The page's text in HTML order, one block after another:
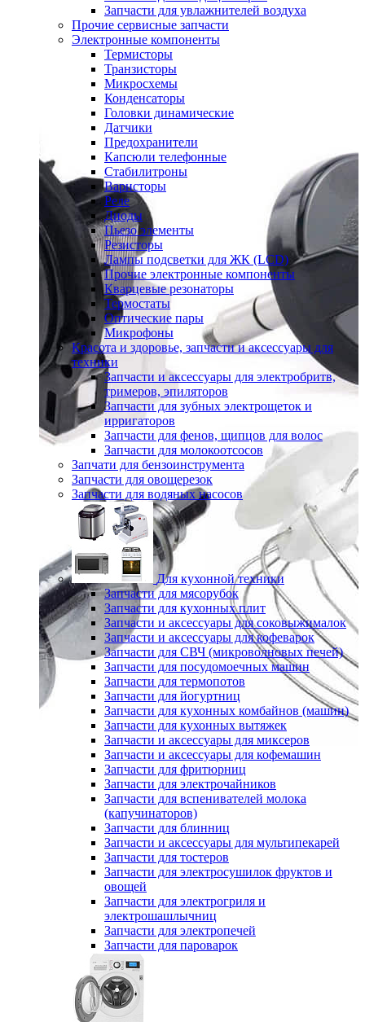
Запчасти для увлажнителей воздуха
Прочие сервисные запчасти
Электронные компоненты
Термисторы
Транзисторы
Микросхемы
Конденсаторы
Головки динамические
Датчики
Предохранители
Капсюли телефонные
Стабилитроны
Варисторы
Реле
Диоды
Пьезо элементы
Резисторы
Лампы подсветки для ЖК (LCD)
Прочие электронные компоненты
Кварцевые резонаторы
Термостаты
Оптические пары
Микрофоны
Красота и здоровье, запчасти и аксессуары для
техники
Запчасти и аксессуары для электробритв,
тримеров, эпиляторов
Запчасти для зубных электрощеток и
ирригаторов
Запчасти для фенов, щипцов для волос
Запчасти для молокоотсосов
Запчати для бензоинструмента
Запчасти для овощерезок
Запчасти для водяных насосов
Для кухонной техники
Запчасти для мясорубок
Запчасти для кухонных плит
Запчасти и аксессуары для соковыжималок
Запчасти и аксессуары для кофеварок
Запчасти для СВЧ (микроволновых печей)
Запчасти для посудомоечных машин
Запчасти для термопотов
Запчасти для йогуртниц
Запчасти для кухонных комбайнов (машин)
Запчасти для кухонных вытяжек
Запчасти и аксессуары для миксеров
Запчасти и аксессуары для кофемашин
Запчасти для фритюрниц
Запчасти для электрочайников
Запчасти для вспенивателей молока
(капучинаторов)
Запчасти для блинниц
Запчасти и аксессуары для мультипекарей
Запчасти для тостеров
Запчасти для электросушилок фруктов и
овощей
Запчасти для электрогриля и
электрошашлычниц
Запчасти для электропечей
Запчасти для пароварок